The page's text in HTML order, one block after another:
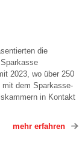
die
2023, wo über 250
dem Sparkasse-
in Kontakt
mehr erfahren